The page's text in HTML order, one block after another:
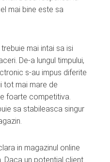
mai bine este sa
mai intai sa isi
De-a lungul timpului,
s-au impus diferite
tot mai mare de
foarte competitiva.
sa stabileasca singur
in magazinul online
Daca un potential client